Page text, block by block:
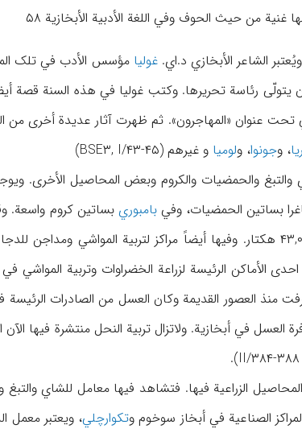
غنیة من حیث الحوف وفي اللغة الأدبیة الأبخازیة ۵۸
غولیا
یتولّی رئاسة تحریرها. وکتب غولیا في هذه السنة قصة
، وجونوا، ولومیاو غیرهم (BSE۳, I/۴۳-۴۵)
والتبغ والحمضیات والکروم وبعض المحاصیل الأخری.
بساتین الحمضیات، وفي بامبوري
بیتسوندا احدی الأماکن الرئیسة لزراعة الخضراوات وتربیة
الزراعیة فیها. فتشاهد فیها معامل للشاي
الصناعیة في أبخاز سوخوم وتکوارچلي، ویعتبر معمل